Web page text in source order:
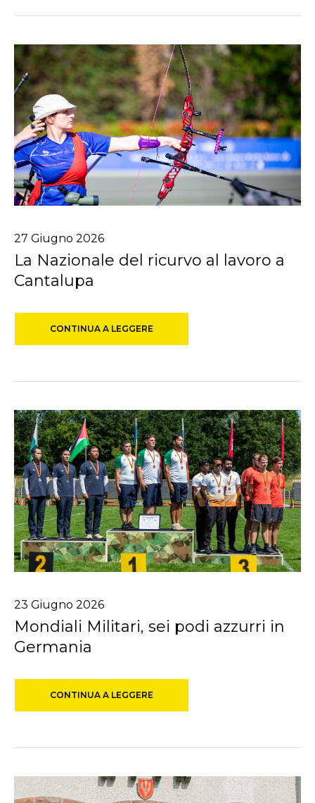
27 Giugno 2026
La Nazionale del ricurvo al lavoro a
Cantalupa
CONTINUA A LEGGERE
23 Giugno 2026
Mondiali Militari, sei podi azzurri in
Germania
CONTINUA A LEGGERE